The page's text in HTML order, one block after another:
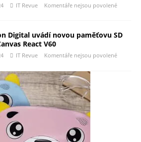
IT Revue Komentáře nejsou povolené
Digital uvádí novou paměťovu SD
React V60
IT Revue Komentáře nejsou povolené